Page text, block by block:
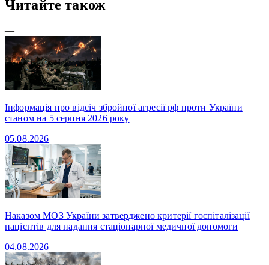
Читайте також
—
Інформація про відсіч збройної агресії рф проти України
станом на 5 серпня 2026 року
05.08.2026
Наказом МОЗ України затверджено критерії госпіталізації
пацієнтів для надання стаціонарної медичної допомоги
04.08.2026